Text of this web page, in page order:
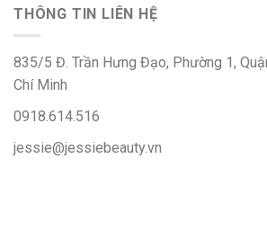
THÔNG TIN LIÊN HỆ
835/5 Đ. Trần Hưng Đạo, Phường 1,
Chí Minh
0918.614.516
jessie@jessiebeauty.vn